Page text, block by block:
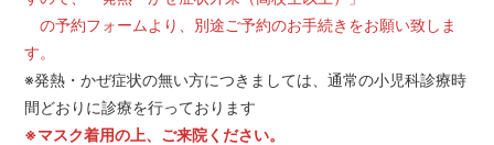
の予約フォームより、別途ご予約のお手続きをお願い致しま
す。
※発熱・かぜ症状の無い方につきましては、通常の小児科診療時
間どおりに診療を行っております
※マスク着用の上、ご来院ください。